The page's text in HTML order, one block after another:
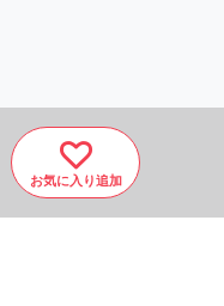
お気に入り追加